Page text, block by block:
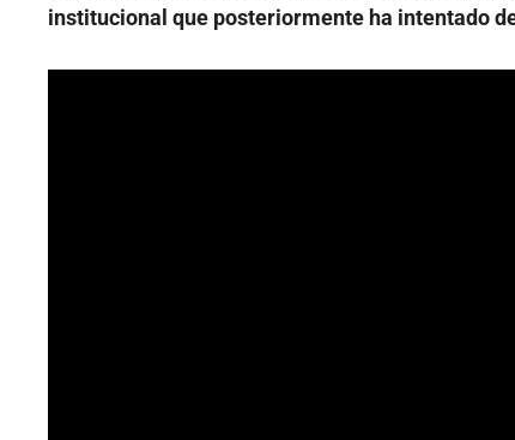
institucional que posteriormente ha intentado